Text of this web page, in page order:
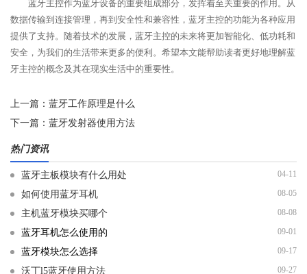
蓝牙主控作为蓝牙设备的重要组成部分，发挥着至关重要的作用。从
数据传输到连接管理，再到安全性和兼容性，蓝牙主控的功能为各种应用
提供了支持。随着技术的发展，蓝牙主控的未来将更加智能化、低功耗和
安全，为我们的生活带来更多的便利。希望本文能帮助读者更好地理解蓝
牙主控的概念及其在现实生活中的重要性。
上一篇： 蓝牙工作原理是什么
下一篇： 蓝牙发射器使用方法
热门资讯
蓝牙主板模块有什么用处 04-11
如何使用蓝牙耳机 08-05
主机蓝牙模块买哪个 08-08
蓝牙耳机怎么使用的 09-01
蓝牙模块怎么选择 09-17
沃丁l5蓝牙使用方法 09-27